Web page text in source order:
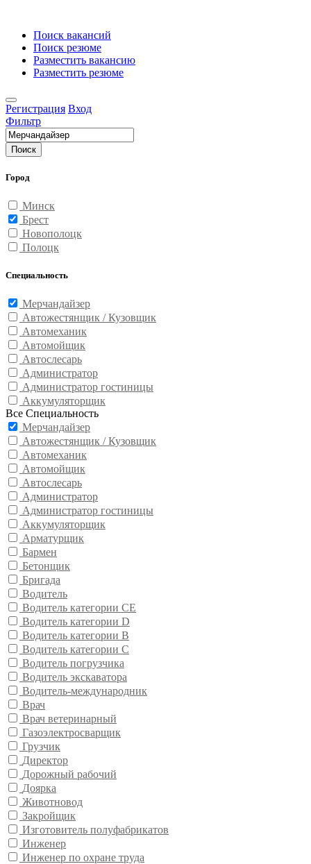
Поиск вакансий
Поиск резюме
Разместить вакансию
Разместить резюме
Регистрация Вход
Фильтр
Поиск
Город
Минск
Брест
Новополоцк
Полоцк
Специальность
Мерчандайзер
Автожестянщик / Кузовщик
Автомеханик
Автомойщик
Автослесарь
Администратор
Администратор гостиницы
Аккумуляторщик
Все Специальность
Мерчандайзер
Автожестянщик / Кузовщик
Автомеханик
Автомойщик
Автослесарь
Администратор
Администратор гостиницы
Аккумуляторщик
Арматурщик
Бармен
Бетонщик
Бригада
Водитель
Водитель категории CE
Водитель категории D
Водитель категории В
Водитель категории С
Водитель погрузчика
Водитель экскаватора
Водитель-международник
Врач
Врач ветеринарный
Газоэлектросварщик
Грузчик
Директор
Дорожный рабочий
Доярка
Животновод
Закройщик
Изготовитель полуфабрикатов
Инженер
Инженер по охране труда